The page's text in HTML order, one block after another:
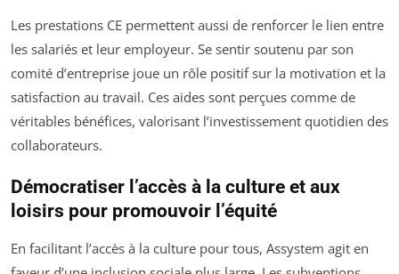
Les prestations CE permettent aussi de renforcer le lien entre
les salariés et leur employeur. Se sentir soutenu par son
comité d’entreprise joue un rôle positif sur la motivation et la
satisfaction au travail. Ces aides sont perçues comme de
véritables bénéfices, valorisant l’investissement quotidien des
collaborateurs.
Démocratiser l’accès à la culture et aux
loisirs pour promouvoir l’équité
En facilitant l’accès à la culture pour tous, Assystem agit en